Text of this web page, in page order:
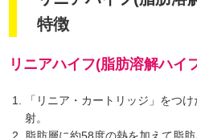
特徴
リニアハイフ(脂肪溶解ハイ
「リニア・カートリッジ」をつ
射。
脂肪層に約58度の熱を加えて脂肪